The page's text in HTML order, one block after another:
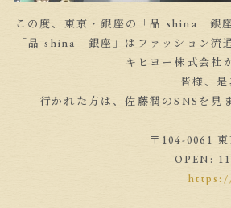
この度、東京・銀座の「品 shina 銀
「品 shina 銀座」はファッション流
キヒヨー株式会社
皆様、
行かれた方は、佐藤潤のSNSを見
〒104-0061
OPEN: